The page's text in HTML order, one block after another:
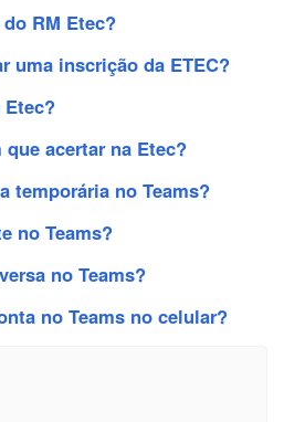
RM Etec?
uma inscrição da ETEC?
acertar na Etec?
temporária no Teams?
no Teams?
no Teams?
no Teams no celular?